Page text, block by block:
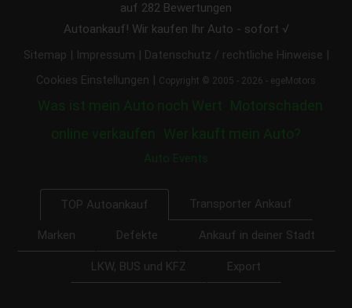
auf 282 Bewertungen
Autoankauf! Wir kaufen Ihr Auto - sofort √
Sitemap Impressum Datenschutz / rechtliche Hinweise
Cookies Einstellungen Copyright © 2005 - 2026 - egeMotors
Was ist mein Auto noch Wert Motorschaden
online verkaufen
Wer kauft mein Auto?
Auto Events
TOP Autoankauf Transporter Ankauf
Marken Defekte Ankauf in deiner Stadt
LKW, BUS und KFZ Export